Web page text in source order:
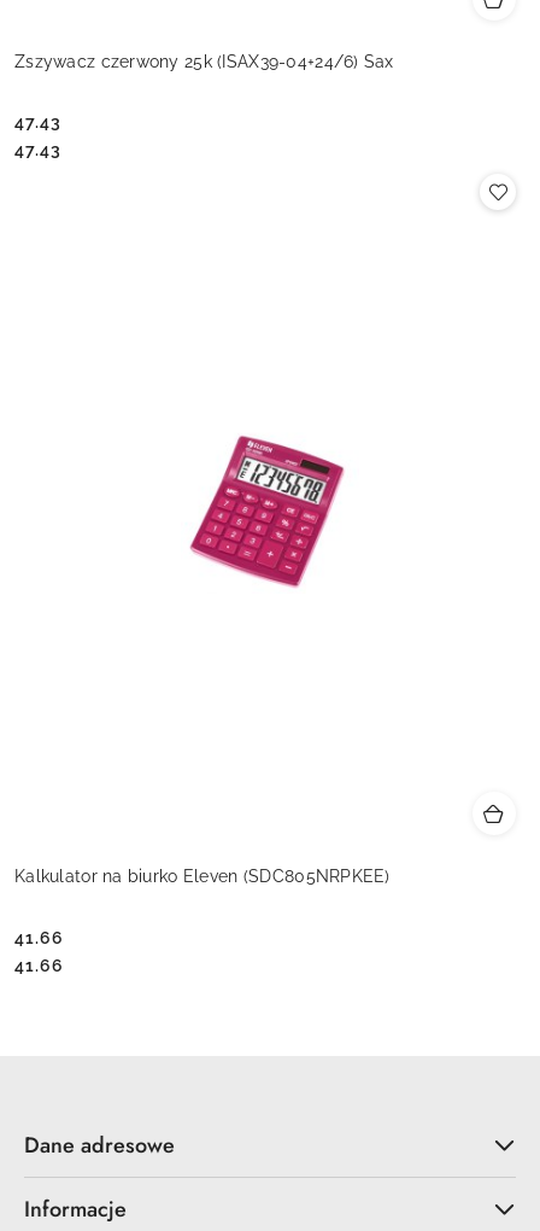
Zszywacz czerwony 25k (ISAX39-04+24/6) Sax
Cena:
47.43
Cena:
47.43
Kalkulator na biurko Eleven (SDC805NRPKEE)
Cena:
41.66
Cena:
41.66
Dane adresowe
Informacje